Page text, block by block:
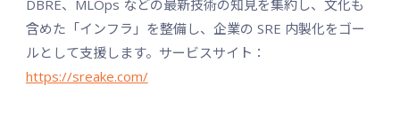
DBRE、MLOps などの最新技術の知見を集約し、文化も
含めた「インフラ」を整備し、企業の SRE 内製化をゴー
ルとして支援します。サービスサイト：
https://sreake.com/